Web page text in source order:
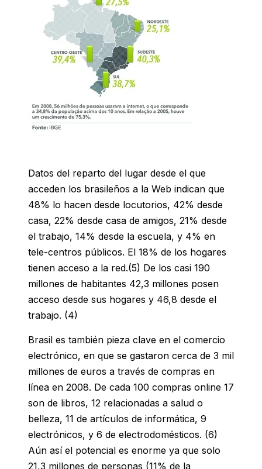
Datos del reparto del lugar desde el que
acceden los brasileños a la Web indican que
48% lo hacen desde locutorios, 42% desde
casa, 22% desde casa de amigos, 21% desde
el trabajo, 14% desde la escuela, y 4% en
tele-centros públicos. El 18% de los hogares
tienen acceso a la red.(5) De los casi 190
millones de habitantes 42,3 millones posen
acceso desde sus hogares y 46,8 desde el
trabajo. (4)
Brasil es también pieza clave en el comercio
electrónico, en que se gastaron cerca de 3 mil
millones de euros a través de compras en
línea en 2008. De cada 100 compras online 17
son de libros, 12 relacionadas a salud o
belleza, 11 de artículos de informática, 9
electrónicos, y 6 de electrodomésticos. (6)
Aún así el potencial es enorme ya que solo
21,3 millones de personas (11% de la